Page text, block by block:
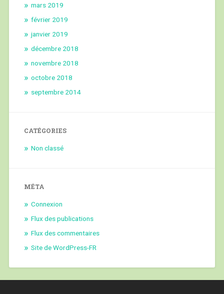
mars 2019
février 2019
janvier 2019
décembre 2018
novembre 2018
octobre 2018
septembre 2014
CATÉGORIES
Non classé
MÉTA
Connexion
Flux des publications
Flux des commentaires
Site de WordPress-FR